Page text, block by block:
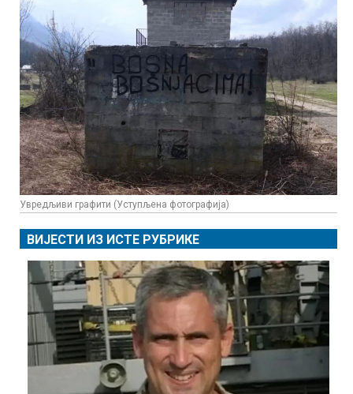
Увредљиви графити (Уступљена фотографија)
ВИЈЕСТИ ИЗ ИСТЕ РУБРИКЕ